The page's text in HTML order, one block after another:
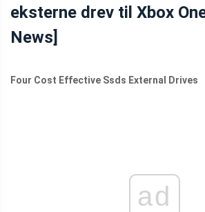
eksterne drev til Xbox
News]
Four Cost Effective Ssds External Drives
ad